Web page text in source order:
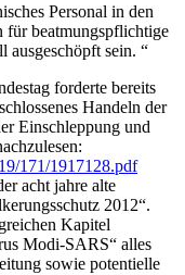
Personal in den
für beatmungspflichtige
ausgeschöpft sein. “
forderte bereits
Handeln der
Einschleppung und
171/1917128.pdf
acht jahre alte
2012“.
Kapitel
Modi-SARS“ alles
sowie potentielle